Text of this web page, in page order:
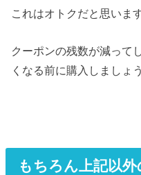
これはオトクだと思います
クーポンの残数が減って
くなる前に購入しましょう
もちろん上記以